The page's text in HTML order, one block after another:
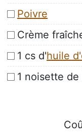
Poivre
Crème
1 cs d'huile
1 noisette de